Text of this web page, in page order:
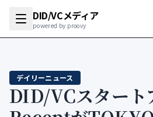
DID/VCメディア
powered by proovy
デイリーニュース
DID/VCスタート